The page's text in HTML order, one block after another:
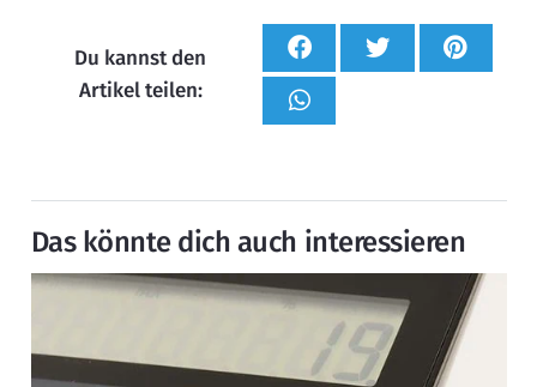
Du kannst den
Artikel teilen:
Das könnte dich auch interessieren